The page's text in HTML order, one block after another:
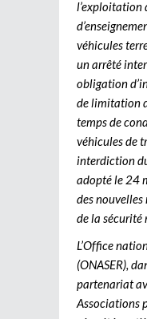
l’exploitation
véhicules
un arrêté
obligation
de limitation
temps de
véhicules de
interdiction
adopté le 24
des
de la sécurité
L’Office
(ONASER),
partenariat
Associations